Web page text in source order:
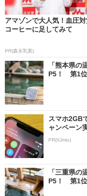
アマゾンで大人気！血圧
コーヒーに足してみて
PR(森永乳業)
「熊本県
P5！ 第1位
スマホ2GB
ャンペーン
PR(IIJmio)
「三重県
P5！ 第1位